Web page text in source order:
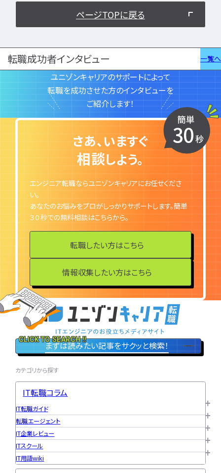
ページTOPに戻る
転職成功者インタビュー 一覧へ
ユニゾンキャリアのサポートによって
転職を成功させた方のインタビューを
ご紹介します！
さあ、いますぐ
相談しよう。
エンジニア転職ならユニゾンキャリアにお任せくださ
い。
あなたのお悩みをプロがしっかりサポートします。簡単
３０秒での無料相談はこちらから。
転職したい方はこちら
情報収集したい方はこちら
CLICK TO SEARCH !!
まずは読みたい記事をサクッと検索！
カテゴリから探す
IT転職コラム
IT転職ガイド
転職エージェント
IT企業レビュー
ITスクール
IT用語wiki